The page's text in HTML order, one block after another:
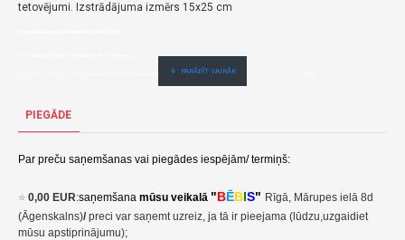
tetovējumi. Izstrādājuma izmērs 15x25 cm
Nopirkt Komplekts ar tatū-uzlīmēm BOY H7622-5901353668785-par zemu cenu,ātri,ērti,bez gaidīšanas.Cenas no vairumtirgotāja.
PIEGĀDE
Par preču saņemšanas vai piegādes iespējām/ termiņš:
⭐ 0,00 EUR:saņemšana mūsu veikalā "BĒBIS" Rīgā, Mārupes ielā 8d
(Āgenskalns)/preci var saņemt uzreiz, ja tā ir pieejama (lūdzu,uzgaidiet
mūsu apstiprinājumu);